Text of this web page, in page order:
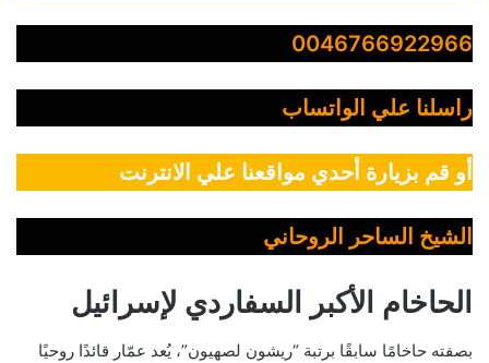
0046766922966
راسلنا علي الواتساب
أو قم بزيارة أحدي مواقعنا علي الانترنت
الشيخ الساحر الروحاني
الحاخام الأكبر السفاردي لإسرائيل
بصفته حاخامًا سابقًا برتبة “ريشون لصهيون”، يُعد عمّار قائدًا روحيًا